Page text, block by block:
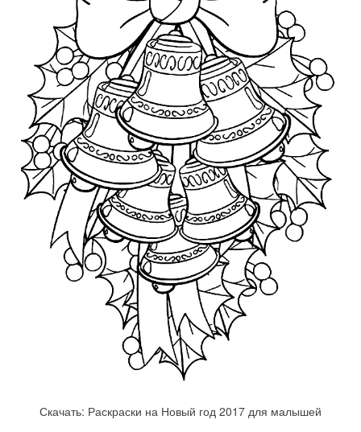
Скачать: Раскраски на Новый год 2017 для малышей